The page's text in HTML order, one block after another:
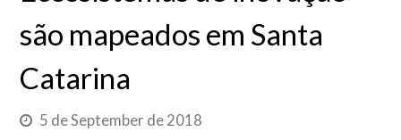
são mapeados em Santa
Catarina
5 de September de 2018